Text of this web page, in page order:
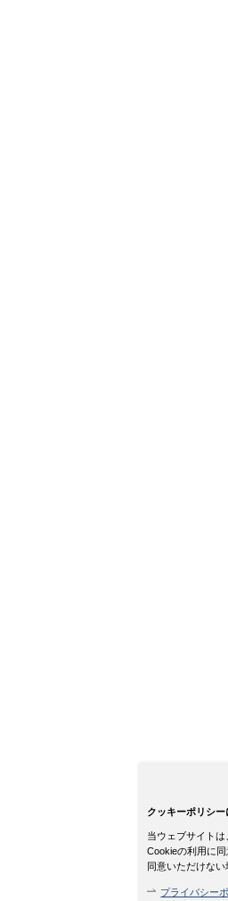
クッキーポリシー
当ウェブサイト
Cookieの利用に
同意いただけな
プライバシー